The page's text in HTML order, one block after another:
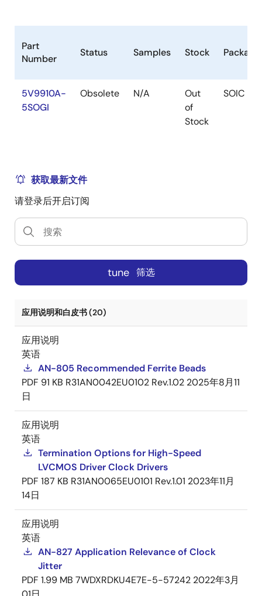
Part
Number
Status Samples Stock Package
5V9910A-
5SOGI
Obsolete N/A
Out
of
Stock
SOIC
获取最新文件
请登录后开启订阅
tune 筛选
应用说明和白皮书 (20)
应用说明
英语
AN-805 Recommended Ferrite Beads
PDF 91 KB R31AN0042EU0102 Rev.1.02 2025年8月11
日
应用说明
英语
Termination Options for High-Speed
LVCMOS Driver Clock Drivers
PDF 187 KB R31AN0065EU0101 Rev.1.01 2023年11月
14日
应用说明
英语
AN-827 Application Relevance of Clock
Jitter
PDF 1.99 MB 7WDXRDKU4E7E-5-57242 2022年3月